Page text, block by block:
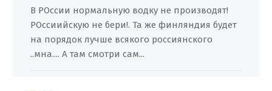
В РОссии нормальную водку не производят!
РОссиийскую не бери!. Та же финляндия будет
на порядок лучше всякого россиянского
..мна.... А там смотри сам...